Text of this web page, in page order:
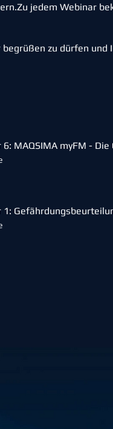
jedem Webinar
zu dürfen und
6: MAQSIMA myFM -
1: